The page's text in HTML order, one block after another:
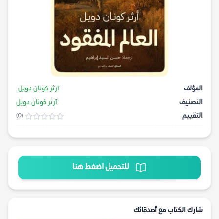
المؤلف
آرثر كونان دويل
التصنيف
آرثر كونان دويل
التقييم
(0)
للتحميل اضغط هنا
شارك الكتاب مع أصدقائك